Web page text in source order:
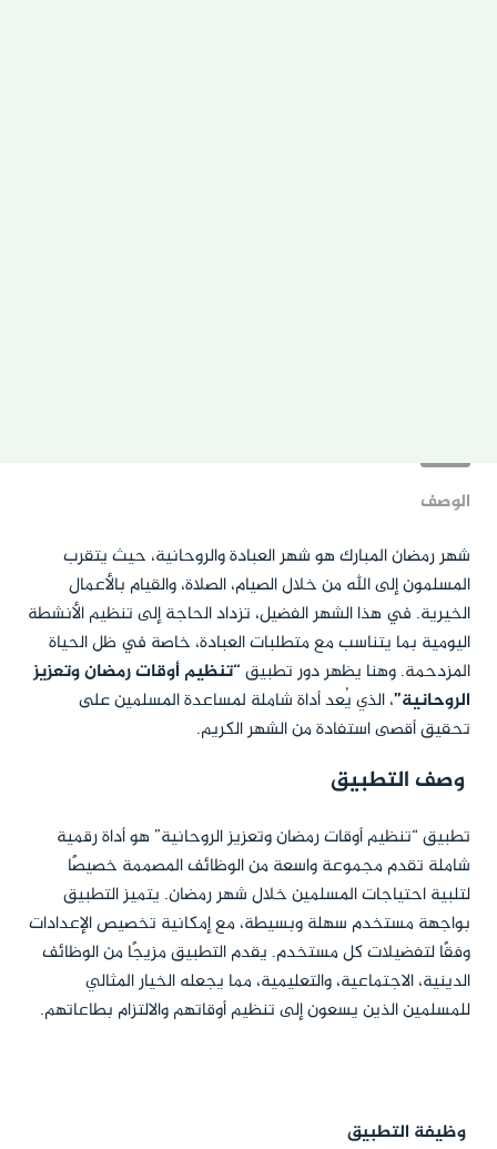
الوصف
شهر رمضان المبارك هو شهر العبادة والروحانية، حيث يتقرب
المسلمون إلى الله من خلال الصيام، الصلاة، والقيام بالأعمال
الخيرية. في هذا الشهر الفضيل، تزداد الحاجة إلى تنظيم الأنشطة
اليومية بما يتناسب مع متطلبات العبادة، خاصة في ظل الحياة
المزدحمة. وهنا يظهر دور تطبيق“تنظيم أوقات رمضان وتعزيز
الروحانية”، الذي يُعد أداة شاملة لمساعدة المسلمين على
تحقيق أقصى استفادة من الشهر الكريم.
وصف التطبيق
تطبيق “تنظيم أوقات رمضان وتعزيز الروحانية” هو أداة رقمية
شاملة تقدم مجموعة واسعة من الوظائف المصممة خصيصًا
لتلبية احتياجات المسلمين خلال شهر رمضان. يتميز التطبيق
بواجهة مستخدم سهلة وبسيطة، مع إمكانية تخصيص الإعدادات
وفقًا لتفضيلات كل مستخدم. يقدم التطبيق مزيجًا من الوظائف
الدينية، الاجتماعية، والتعليمية، مما يجعله الخيار المثالي
للمسلمين الذين يسعون إلى تنظيم أوقاتهم والالتزام بطاعاتهم.
وظيفة التطبيق